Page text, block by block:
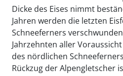
Dicke des Eises nimmt
Jahren werden die letzten
Schneeferners
Jahrzehnten aller
des nördlichen
Rückzug der Alpengletscher